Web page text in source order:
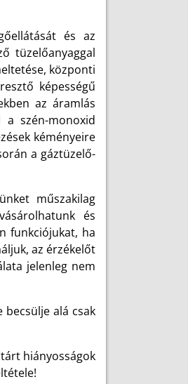
és az
tüzelőanyaggal
központi
képességű
az áramlás
szén-monoxid
kéményeire
a gáztüzelő-
műszakilag
és
funkciójukat, ha
az érzékelőt
jelenleg nem
becsülje alá csak
hiányosságok